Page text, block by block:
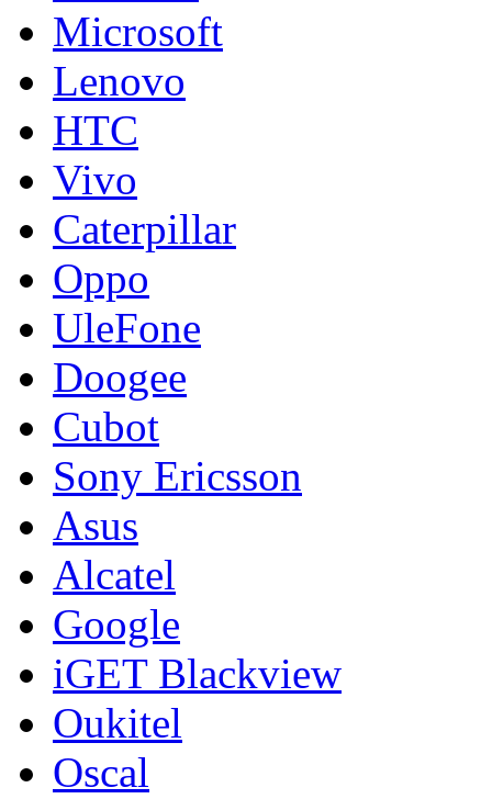
Microsoft
Lenovo
HTC
Vivo
Caterpillar
Oppo
UleFone
Doogee
Cubot
Sony Ericsson
Asus
Alcatel
Google
iGET Blackview
Oukitel
Oscal